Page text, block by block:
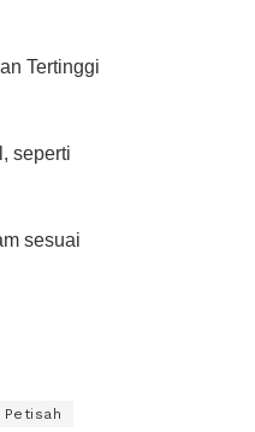
Tertinggi
seperti
sesuai
Petisah